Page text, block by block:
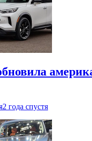
2 года спустя